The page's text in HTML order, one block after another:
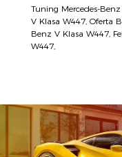
Tuning Mercedes-
V Klasa W447, Oferta
Benz V Klasa W447,
W447,